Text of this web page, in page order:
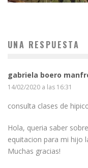
UNA RESPUESTA
gabriela boero
14/02/2020 a las 16:31
consulta clases de
Hola, queria saber
equitacion para mi hijo
Muchas gracias!